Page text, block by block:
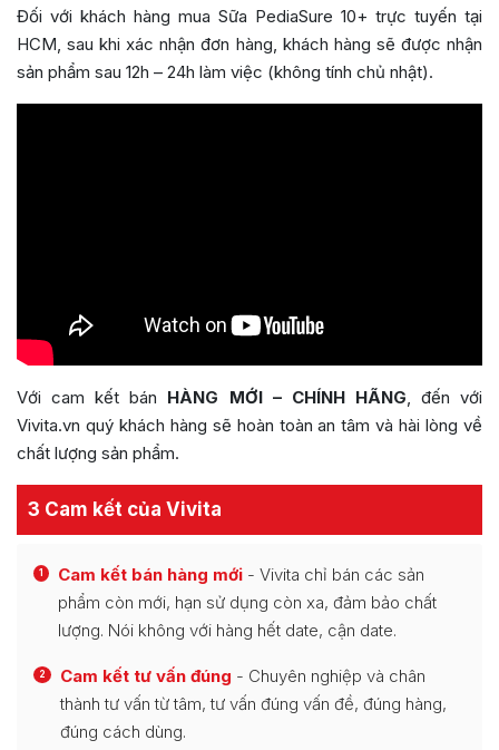
Đối với khách hàng mua Sữa PediaSure 10+ trực tuyến tại
HCM, sau khi xác nhận đơn hàng, khách hàng sẽ được nhận
sản phẩm sau 12h – 24h làm việc (không tính chủ nhật).
Với cam kết bán HÀNG MỚI – CHÍNH HÃNG, đến với
Vivita.vn quý khách hàng sẽ hoàn toàn an tâm và hài lòng về
chất lượng sản phẩm.
3 Cam kết của Vivita
1 Cam kết bán hàng mới - Vivita chỉ bán các sản
phẩm còn mới, hạn sử dụng còn xa, đảm bảo chất
lượng. Nói không với hàng hết date, cận date.
2 Cam kết tư vấn đúng - Chuyên nghiệp và chân
thành tư vấn từ tâm, tư vấn đúng vấn đề, đúng hàng,
đúng cách dùng.